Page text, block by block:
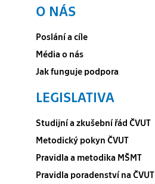
O NÁS
Poslání a cíle
Média o nás
Jak funguje podpora
LEGISLATIVA
Studijní a zkušební řád ČVUT
Metodický pokyn ČVUT
Pravidla a metodika MŠMT
Pravidla poradenství na ČVUT